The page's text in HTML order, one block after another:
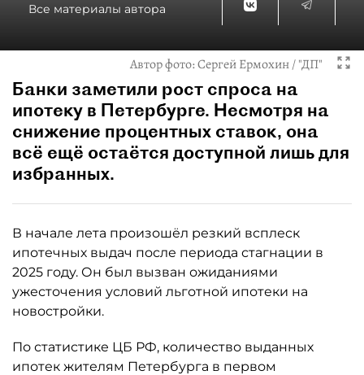
Все материалы автора
Автор фото:Сергей Ермохин / "ДП"
Банки заметили рост спроса на
ипотеку в Петербурге. Несмотря на
снижение процентных ставок, она
всё ещё остаётся доступной лишь для
избранных.
В начале лета произошёл резкий всплеск
ипотечных выдач после периода стагнации в
2025 году. Он был вызван ожиданиями
ужесточения условий льготной ипотеки на
новостройки.
По статистике ЦБ РФ, количество выданных
ипотек жителям Петербурга в первом